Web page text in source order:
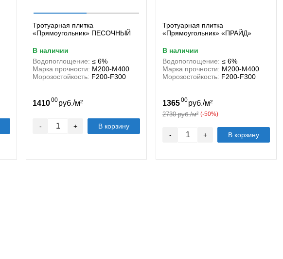
Тротуарная плитка
«Прямоугольник» ПЕСОЧНЫЙ
в наличии
Водопоглощение: ≤ 6%
Марка прочности: М200-М400
Морозостойкость: F200-F300
141000руб./м²
- + В корзину
Тротуарная плитка
«Прямоугольник» «ПРАЙД»
в наличии
Водопоглощение: ≤ 6%
Марка прочности: М200-М400
Морозостойкость: F200-F300
136500руб./м²
2730 руб./м² (-50%)
- + В корзину